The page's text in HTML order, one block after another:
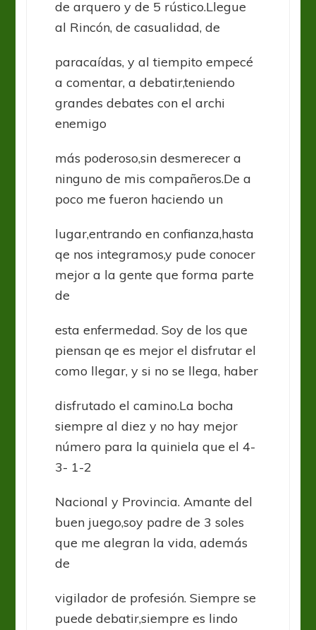
de arquero y de 5 rústico.Llegue
al Rincón, de casualidad, de
paracaídas, y al tiempito empecé
a comentar, a debatir,teniendo
grandes debates con el archi
enemigo
más poderoso,sin desmerecer a
ninguno de mis compañeros.De a
poco me fueron haciendo un
lugar,entrando en confianza,hasta
qe nos integramos,y pude conocer
mejor a la gente que forma parte
de
esta enfermedad. Soy de los que
piensan qe es mejor el disfrutar el
como llegar, y si no se llega, haber
disfrutado el camino.La bocha
siempre al diez y no hay mejor
número para la quiniela que el 4-
3- 1-2
Nacional y Provincia. Amante del
buen juego,soy padre de 3 soles
que me alegran la vida, además
de
vigilador de profesión. Siempre se
puede debatir,siempre es lindo